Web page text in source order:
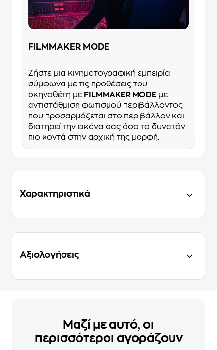
FILMMAKER MODE
Ζήστε μια κινηματογραφική εμπειρία
σύμφωνα με τις προθέσεις του
σκηνοθέτη με FILMMAKER MODE με
αντιστάθμιση φωτισμού περιβάλλοντος
που προσαρμόζεται στο περιβάλλον και
διατηρεί την εικόνα σας όσο το δυνατόν
πιο κοντά στην αρχική της μορφή.
Χαρακτηριστικά
Αξιολογήσεις
Μαζί με αυτό, οι
περισσότεροι αγοράζουν